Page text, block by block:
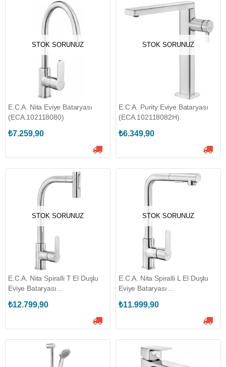
STOK SORUNUZ
E.C.A. Nita Eviye Bataryası
(ECA.102118080)
₺7.259,90
STOK SORUNUZ
E.C.A. Purity Eviye Bataryası
(ECA.102118082H)
₺6.349,90
STOK SORUNUZ
E.C.A. Nita Spiralli T El Duşlu
Eviye Bataryası
₺12.799,90
STOK SORUNUZ
E.C.A. Nita Spiralli L El Duşlu
Eviye Bataryası
₺11.999,90